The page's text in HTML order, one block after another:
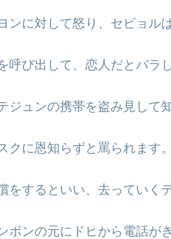
ンに対して怒り、セビョル
呼び出して、恋人だとバラ
ジュンの携帯を盗み見して
クに恩知らずと罵られます
をするといい、去っていく
ボンの元にドヒから電話が